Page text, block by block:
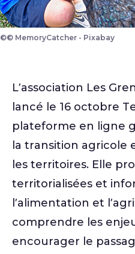
©© MemoryCatcher - Pixabay
L’association Les
lancé le 16 octobre
plateforme en ligne
la transition agricole
les territoires. Elle
territorialisées et
l’alimentation et
comprendre les
encourager le